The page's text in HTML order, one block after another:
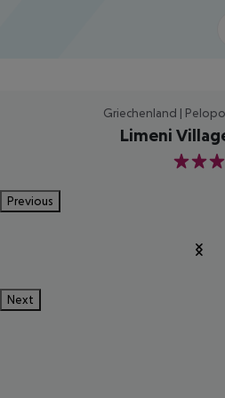
Griechenland |
Limeni
3
Previous
Next